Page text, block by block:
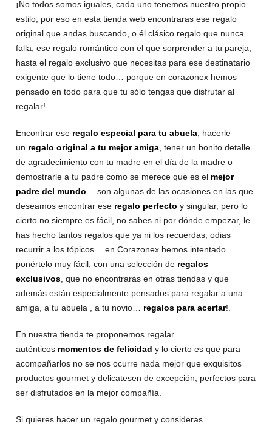
¡No todos somos iguales, cada uno tenemos nuestro propio
estilo, por eso en esta tienda web encontraras ese regalo
original que andas buscando, o él clásico regalo que nunca
falla, ese regalo romántico con el que sorprender a tu pareja,
hasta el regalo exclusivo que necesitas para ese destinatario
exigente que lo tiene todo… porque en corazonex hemos
pensado en todo para que tu sólo tengas que disfrutar al
regalar!
Encontrar ese regalo especial para tu abuela , hacerle
un regalo original a tu mejor amiga , tener un bonito detalle
de agradecimiento con tu madre en el día de la madre o
demostrarle a tu padre como se merece que es el mejor
padre del mundo … son algunas de las ocasiones en las que
deseamos encontrar ese regalo perfecto y singular, pero lo
cierto no siempre es fácil, no sabes ni por dónde empezar, le
has hecho tantos regalos que ya ni los recuerdas, odias
recurrir a los tópicos… en Corazonex hemos intentado
ponértelo muy fácil, con una selección de regalos
exclusivos , que no encontrarás en otras tiendas y que
además están especialmente pensados para regalar a una
amiga, a tu abuela , a tu novio… regalos para acertar!.
En nuestra tienda te proponemos regalar
auténticos momentos de felicidad y lo cierto es que para
acompañarlos no se nos ocurre nada mejor que exquisitos
productos gourmet y delicatesen de excepción, perfectos para
ser disfrutados en la mejor compañía.
Si quieres hacer un regalo gourmet y consideras